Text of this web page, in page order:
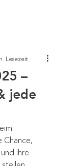
–
jede
Lesezeit
ihre